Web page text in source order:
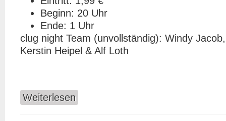
Beginn: 20 Uhr
Ende: 1 Uhr
clug night Team (unvollständig): Windy
Kerstin Heipel & Alf Loth
Weiterlesen